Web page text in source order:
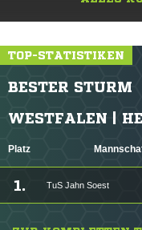
TOP-STATISTIKEN
BESTER STURM
WESTFALEN |
Platz
1. TuS Jahn Soest